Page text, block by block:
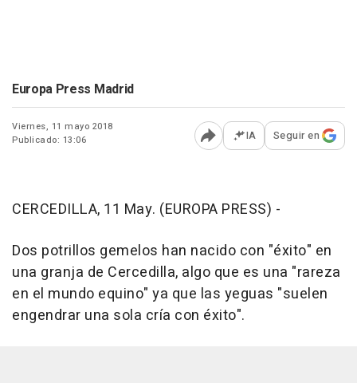
Europa Press Madrid
Viernes, 11 mayo 2018
Publicado: 13:06
Abrir opciones para
IA Seguir en
CERCEDILLA, 11 May. (EUROPA PRESS) -
Dos potrillos gemelos han nacido con "éxito" en
una granja de Cercedilla, algo que es una "rareza
en el mundo equino" ya que las yeguas "suelen
engendrar una sola cría con éxito".